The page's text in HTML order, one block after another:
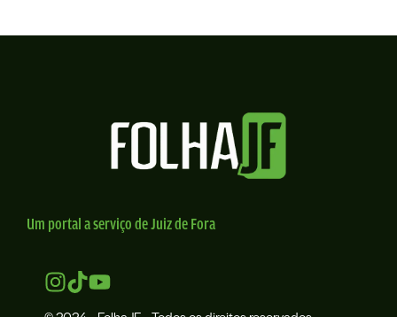
Um portal a serviço de Juiz de Fora